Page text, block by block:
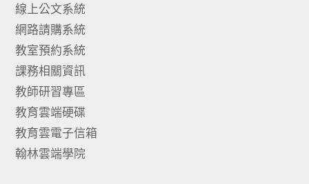
線上公文系統
網路請購系統
教室預約系統
課務相關資訊
教師研習專區
教育雲端硬碟
教育雲電子信箱
翰林雲端學院